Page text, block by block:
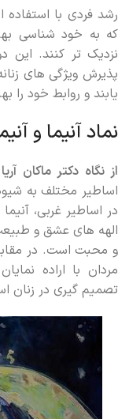
رشد فردی با استفاده
که به خود شناسی
نزدیک ‌تر کنند. این
پذیرش ویژگی ‌های
یابند و روابط خود را
نماد آنیما و
از نگاه دکتر ماکان
اساطیر مختلف به
در اساطیر غربی،
الهه‌ های عشق و
و محبت است. در
مردان با اراده
تصمیم‌ گیری در زنان